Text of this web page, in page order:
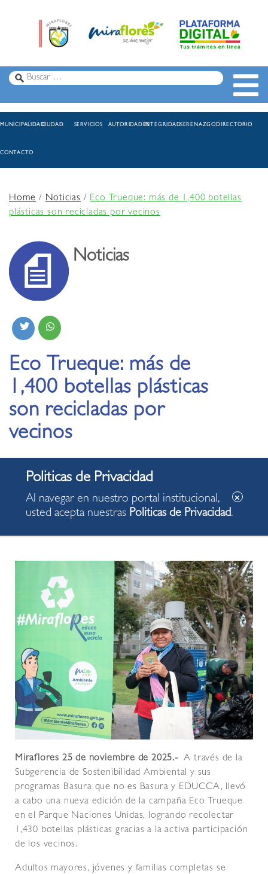
MUNICIPALIDADCIUDAD SERVICIOS AUTORIDADESINTEGRIDADSERENAZGODIRECTORIO
CONTACTO
Home/Noticias /Eco Trueque: más de 1,400 botellas
plásticas son recicladas por vecinos
Noticias
Eco Trueque: más de
1,400 botellas plásticas
son recicladas por
vecinos
25.11.2025
Programas de la comuna permiten crear una
sociedad más comprometida con el medio
Miraflores 25 de noviembre de 2025.- A través de la
Subgerencia de Sostenibilidad Ambiental y sus
programas Basura que no es Basura y EDUCCA, llevó
a cabo una nueva edición de la campaña Eco Trueque
en el Parque Naciones Unidas, logrando recolectar
1,430 botellas plásticas gracias a la activa participación
de los vecinos.
Adultos mayores, jóvenes y familias completas se
Al navegar en nuestro portal institucional,
usted acepta nuestras Politicas de Privacidad.